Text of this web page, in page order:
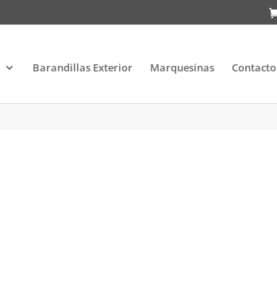
Barandillas Exterior Marquesinas Contacto